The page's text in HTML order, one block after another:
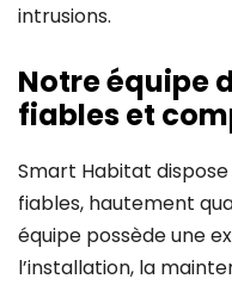
intrusions.
Notre équipe
fiables et
Smart Habitat
fiables, hautement
équipe possède une
l’installation, la